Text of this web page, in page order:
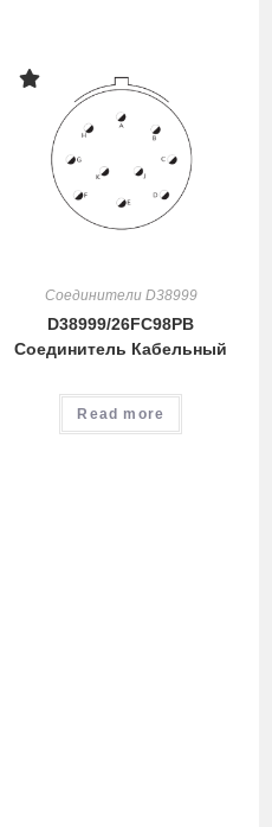
Соединители D38999
D38999/26FC98PB
Соединитель Кабельный
Read more